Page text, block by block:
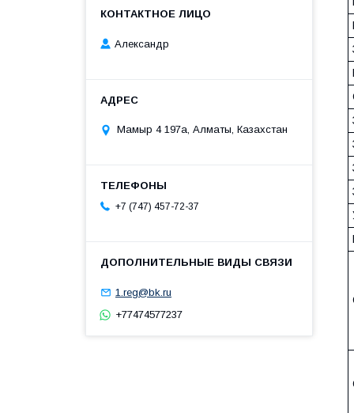
Александр
Мамыр 4 197а, Алматы, Казахстан
+7 (747) 457-72-37
1.reg@bk.ru
+77474577237